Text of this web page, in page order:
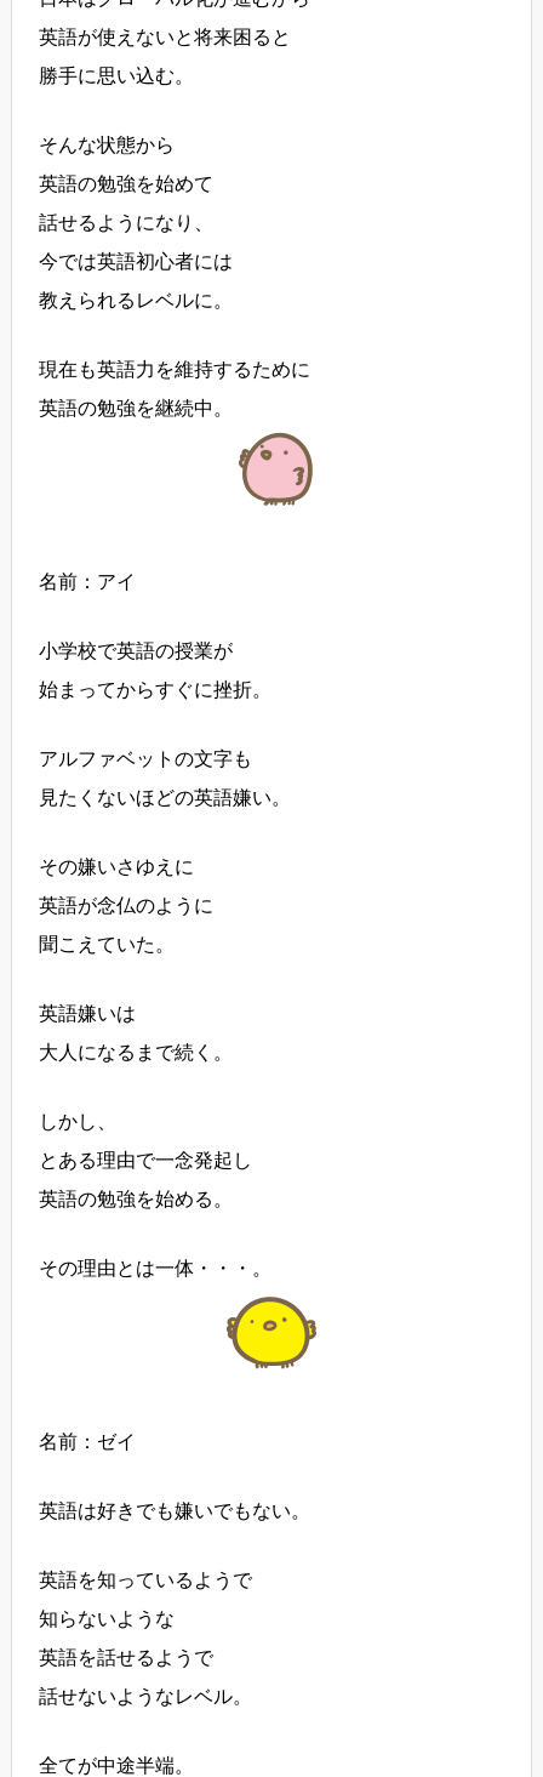
英語が使えないと将来困ると
勝手に思い込む。
そんな状態から
英語の勉強を始めて
話せるようになり、
今では英語初心者には
教えられるレベルに。
現在も英語力を維持するために
英語の勉強を継続中。
名前：アイ
小学校で英語の授業が
始まってからすぐに挫折。
アルファベットの文字も
見たくないほどの英語嫌い。
その嫌いさゆえに
英語が念仏のように
聞こえていた。
英語嫌いは
大人になるまで続く。
しかし、
とある理由で一念発起し
英語の勉強を始める。
その理由とは一体・・・。
名前：ゼイ
英語は好きでも嫌いでもない。
英語を知っているようで
知らないような
英語を話せるようで
話せないようなレベル。
全てが中途半端。